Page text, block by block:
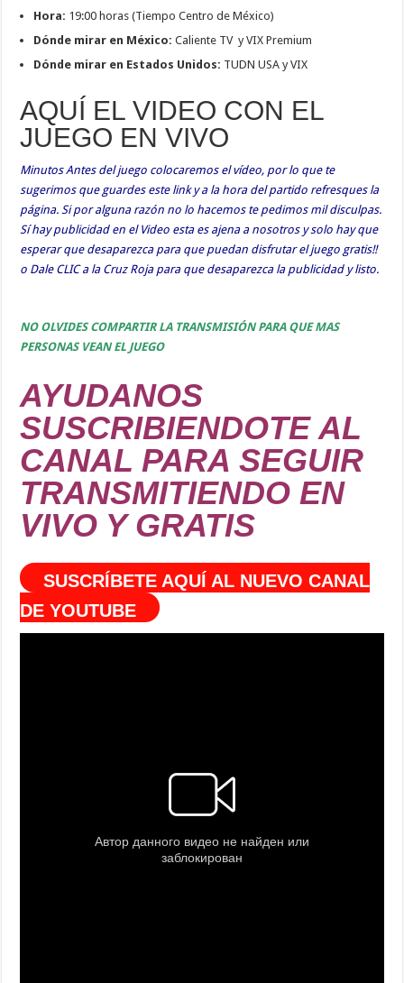
Hora: 19:00 horas (Tiempo Centro de México)
Dónde mirar en México:Caliente TV y VIX Premium
Dónde mirar en Estados Unidos: TUDN USA y VIX
AQUÍ EL VIDEO CON EL
JUEGO EN VIVO
Minutos Antes del juego colocaremos el vídeo, por lo que te
sugerimos que guardes este link y a la hora del partido refresques la
página. Si por alguna razón no lo hacemos te pedimos mil disculpas.
Sí hay publicidad en el Video esta es ajena a nosotros y solo hay que
esperar que desaparezca para que puedan disfrutar el juego gratis!!
o Dale CLIC a la Cruz Roja para que desaparezca la publicidad y listo.
NO OLVIDES COMPARTIR LA TRANSMISIÓN PARA QUE MAS
PERSONAS VEAN EL JUEGO
AYUDANOS
SUSCRIBIENDOTE AL
CANAL PARA SEGUIR
TRANSMITIENDO EN
VIVO Y GRATIS
SUSCRÍBETE AQUÍ AL NUEVO CANAL
DE YOUTUBE